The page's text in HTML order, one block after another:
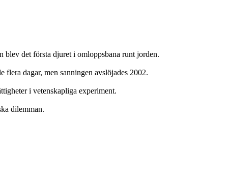
blev det första djuret i omloppsbana runt jorden.
dagar, men sanningen avslöjades 2002.
i vetenskapliga experiment.
dilemman.